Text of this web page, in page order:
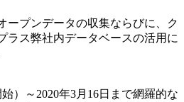
ープンデータの収集ならびに、ク
ラス弊社内データベースの活用に
始）～2020年3月16日まで網羅的な